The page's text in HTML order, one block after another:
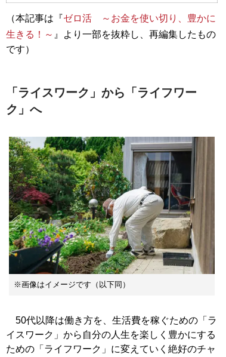
（本記事は『ゼロ活 ～お金を使い切り、豊かに
生きる！～ 』より一部を抜粋し、再編集したもの
です）
「ライスワーク」から「ライフワー
ク」へ
※画像はイメージです（以下同）
50代以降は働き方を、生活費を稼ぐための「ラ
イスワーク」から自分の人生を楽しく豊かにする
ための「ライフワーク」に変えていく絶好のチャ